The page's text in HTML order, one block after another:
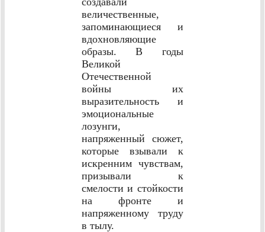
величественные,
запоминающиеся и
вдохновляющие
образы. В годы
Великой
Отечественной
войны их
выразительность и
эмоциональные
лозунги,
напряженный сюжет,
которые взывали к
искренним чувствам,
призывали к
смелости и стойкости
на фронте и
напряженному труду
в тылу.